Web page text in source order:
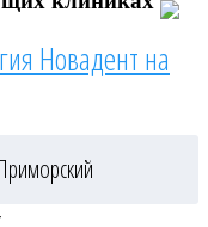
Новадент на